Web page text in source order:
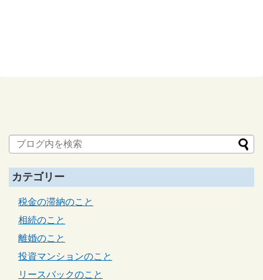
カテゴリー
税金の滞納のこと
相続のこと
離婚のこと
投資マンションのこと
リースバックのこと